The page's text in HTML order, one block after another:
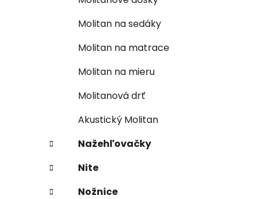
Molitan na sedáky
Molitan na matrace
Molitan na mieru
Molitanová drť
Akustický Molitan
Nažehľovačky
Nite
Nožnice